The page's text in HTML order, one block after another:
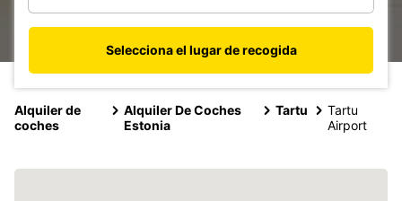
Selecciona el lugar de recogida
Alquiler de
coches
Alquiler De Coches
Estonia
Tartu
Tartu
Airport